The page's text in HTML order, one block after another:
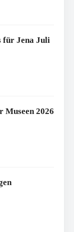
für Jena Juli
Museen 2026